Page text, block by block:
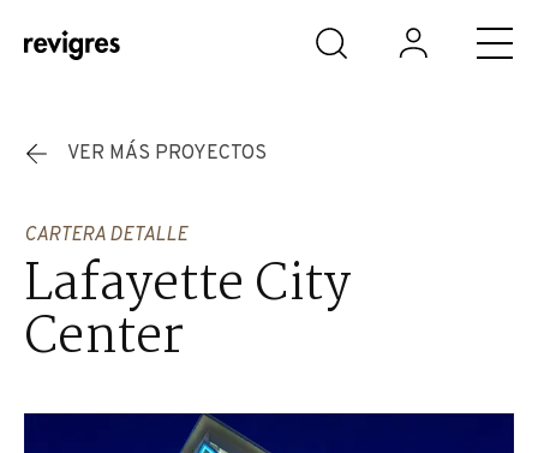
Saltar al contenido principal
VER MÁS PROYECTOS
CARTERA DETALLE
Lafayette City
Center